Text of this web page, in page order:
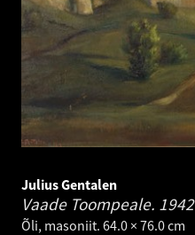
Julius Gentalen
Vaade Toompeale. 1942
Õli, masoniit. 64.0 × 76.0 cm